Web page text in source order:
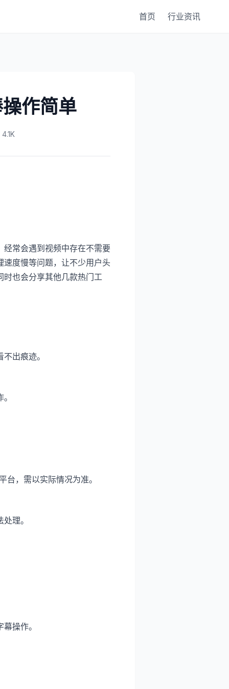
首页 行业资讯
作简单
常会遇到视频中存在不需要
度慢等问题，让不少用户头
时也会分享其他几款热门工
出痕迹。
，需以实际情况为准。
理。
操作。